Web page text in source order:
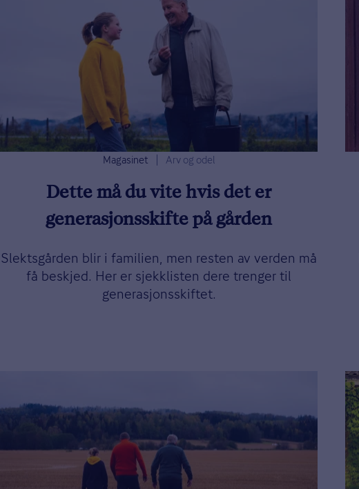
Magasinet Arv og odel
Dette må du vite hvis det er
generasjonsskifte på gården
Slektsgården blir i familien, men resten av verden må
få beskjed. Her er sjekklisten dere trenger til
generasjonsskiftet.